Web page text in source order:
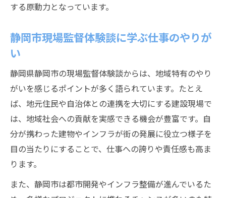
現場監督の資格取得挑戦が現場に及ぼす効
現場監督体験談で知る資格勉強の工夫点
する原動力となっています。
静岡市現場監督体験談に学ぶ仕事のやりが
い
静岡県静岡市の現場監督体験談からは、地域特有のやり
がいを感じるポイントが多く語られています。たとえ
ば、地元住民や自治体との連携を大切にする建設現場で
は、地域社会への貢献を実感できる機会が豊富です。自
分が携わった建物やインフラが街の発展に役立つ様子を
目の当たりにすることで、仕事への誇りや責任感も高ま
ります。
また、静岡市は都市開発やインフラ整備が進んでいるた